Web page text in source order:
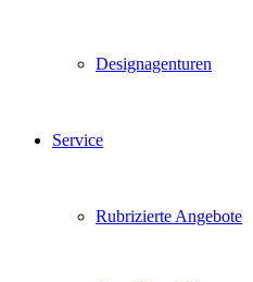
Designagenturen
Service
Rubrizierte Angebote